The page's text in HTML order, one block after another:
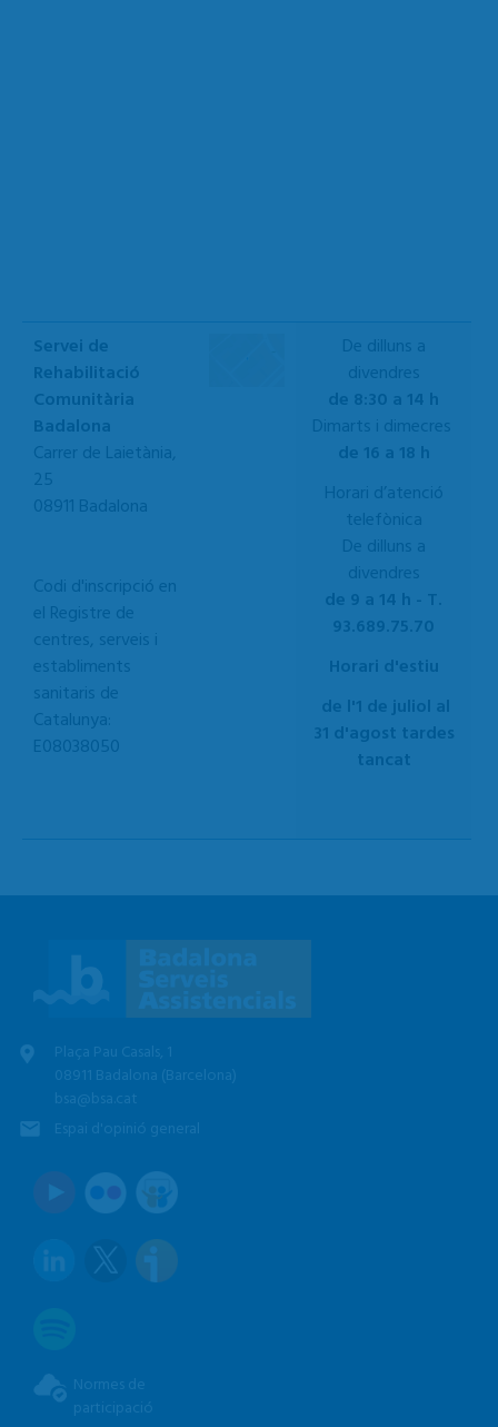
Servei de
Rehabilitació
Comunitària
Badalona
Carrer de Laietània,
25
08911 Badalona
Codi d'inscripció en
el Registre de
centres, serveis i
establiments
sanitaris de
Catalunya:
E08038050
De dilluns a
divendres
de 8:30 a 14 h
Dimarts i dimecres
de 16 a 18 h
Horari d’atenció
telefònica
De dilluns a
divendres
de 9 a 14 h - T.
93.689.75.70
Horari d'estiu
de l'1 de juliol al
31 d'agost tardes
tancat
Plaça Pau Casals, 1
08911 Badalona (Barcelona)
bsa@bsa.cat
Espai d'opinió general
Normes de
participació